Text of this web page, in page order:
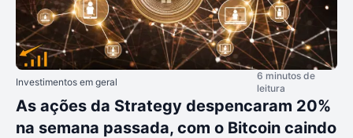
Investimentos em geral
6 minutos de
leitura
As ações da Strategy despencaram 20%
na semana passada, com o Bitcoin caindo